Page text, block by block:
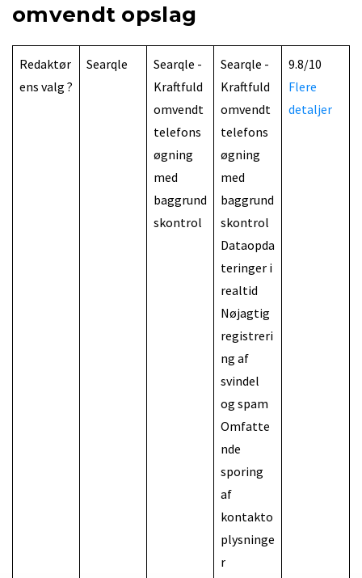
omvendt opslag
Redaktør
ens valg ?
Searqle
Searqle -
Kraftfuld
omvendt
telefons
øgning
med
baggrund
skontrol
Searqle -
Kraftfuld
omvendt
telefons
øgning
med
baggrund
skontrol
Dataopda
teringer i
realtid
Nøjagtig
registreri
ng af
svindel
og spam
Omfatte
nde
sporing
af
kontakto
plysninge
r
9.8/10
Flere
detaljer